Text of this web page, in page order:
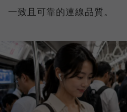
一致且可靠的連線品質。